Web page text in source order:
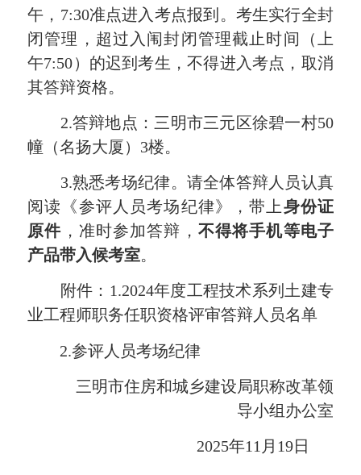
午，7:30准点进入考点报到。考生实行全封
闭管理，超过入闱封闭管理截止时间（上
午7:50）的迟到考生，不得进入考点，取消
其答辩资格。
2.答辩地点：三明市三元区徐碧一村50
幢（名扬大厦）3楼。
3.熟悉考场纪律。请全体答辩人员认真
阅读《参评人员考场纪律》，带上身份证
原件 ，准时参加答辩， 不得将手机等电子
产品带入候考室。
附件：1.2024年度工程技术系列土建专
业工程师职务任职资格评审答辩人员名单
2.参评人员考场纪律
三明市住房和城乡建设局职称改革领
导小组办公室
2025年11月19日